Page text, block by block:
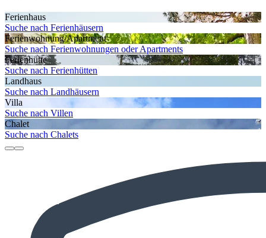
Ferienhaus
Suche nach Ferienhäusern
Ferienwohnung/Apartment
Suche nach Ferienwohnungen oder Apartments
Ferienhütte
Suche nach Ferienhütten
Landhaus
Suche nach Landhäusern
Villa
Suche nach Villen
Chalet
Suche nach Chalets